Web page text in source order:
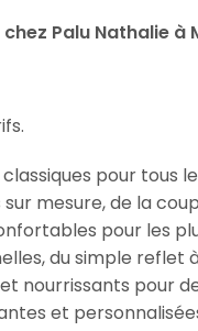
Palu Nathalie à
pour tous
mesure, de la
pour les
du simple
nourrissants pour
et